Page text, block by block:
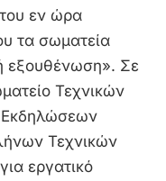
εν ώρα
τα σωματεία
εξουθένωση». Σε
Τεχνικών
Εκδηλώσεων
Τεχνικών
εργατικό